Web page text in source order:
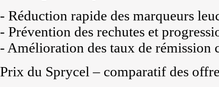
- Réduction rapide des marqueurs
- Prévention des rechutes et
- Amélioration des taux de rémission
Prix du Sprycel – comparatif des